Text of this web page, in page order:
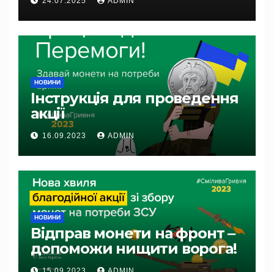
НОВИНИ
Інструкція для проведення
акції
16.09.2023 ADMIN
НОВИНИ
Відправ монети на фронт ‒
допоможи нищити ворога!